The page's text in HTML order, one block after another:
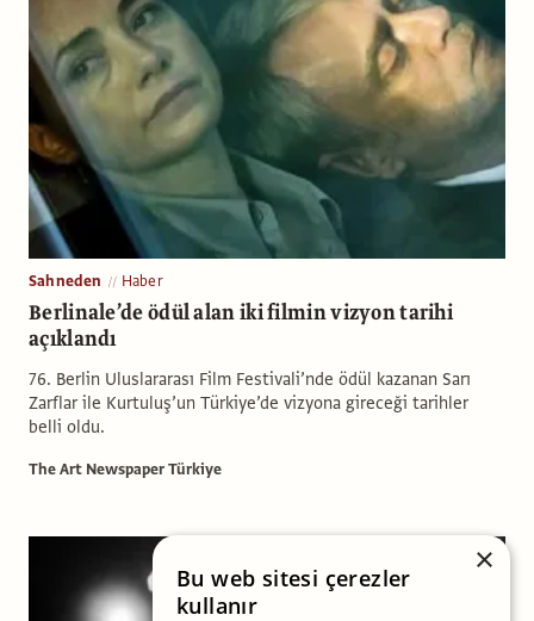
Sahneden Haber
Berlinale’de ödül alan iki filmin vizyon tarihi
açıklandı
76. Berlin Uluslararası Film Festivali’nde ödül kazanan Sarı
Zarflar ile Kurtuluş’un Türkiye’de vizyona gireceği tarihler
belli oldu.
The Art Newspaper Türkiye
×
Bu web sitesi çerezler
kullanır